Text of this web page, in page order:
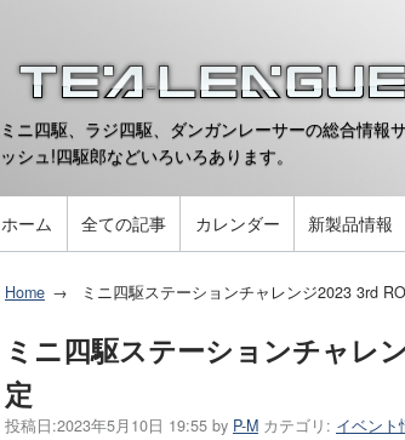
ミニ四駆、ラジ四駆、ダンガンレーサーの総合情
ッシュ!四駆郎などいろいろあります。
ホーム 全ての記事 カレンダー 新製品情報
Home ミニ四駆ステーションチャレンジ2023 3rd
ミニ四駆ステーションチャレ
定
投稿日:2023年5月10日 19:55 by P-M カテゴリ: イベント